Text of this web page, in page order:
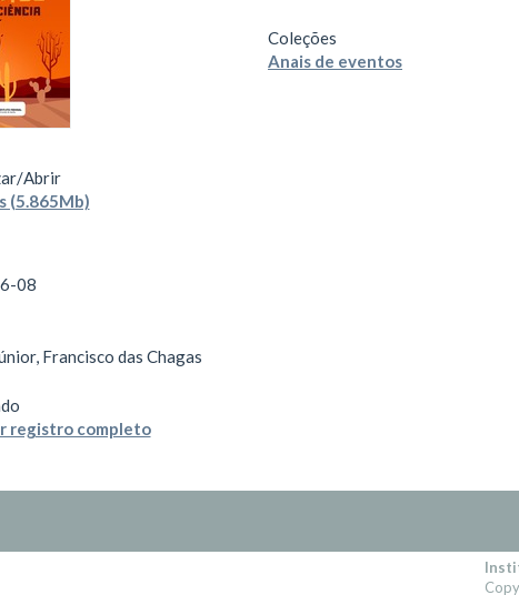
Abrir
(5.865Mb)
08
Francisco das Chagas
registro completo
Coleções
Anais de eventos